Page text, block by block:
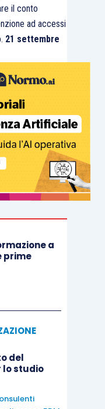
il conto
ad accessi
21 settembre
a
prime
del
lo studio